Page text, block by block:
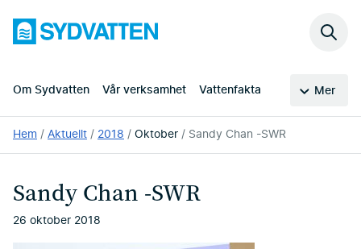
huvudinnehållet
Sydvatten
Om Sydvatten Vår verksamhet Vattenfakta Mer
Sök
Du
är
Hem Aktuellt 2018 Oktober Sandy Chan -SWR
Sandy Chan -SWR
26 oktober 2018